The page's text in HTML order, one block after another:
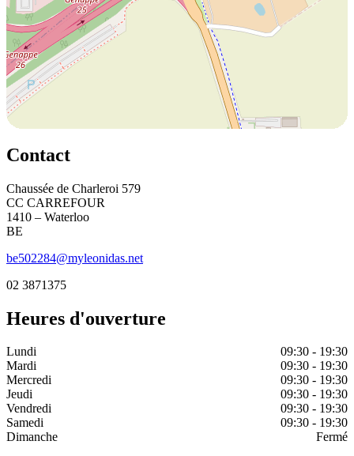
Contact
Chaussée de Charleroi 579
CC CARREFOUR
1410 – Waterloo
BE
be502284@myleonidas.net
02 3871375
Heures d'ouverture
Lundi
09:30 - 19:30
Mardi
09:30 - 19:30
Mercredi
09:30 - 19:30
Jeudi
09:30 - 19:30
Vendredi
09:30 - 19:30
Samedi
09:30 - 19:30
Dimanche
Fermé